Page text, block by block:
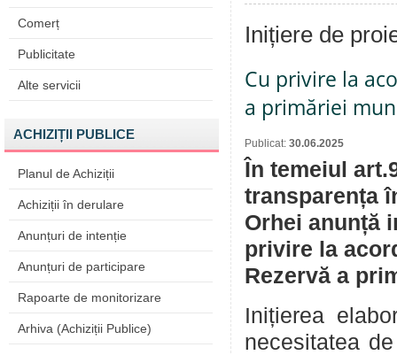
Comerț
Publicitate
Alte servicii
ACHIZIȚII PUBLICE
Planul de Achiziții
Achiziții în derulare
Anunțuri de intenție
Anunțuri de participare
Rapoarte de monitorizare
Arhiva (Achiziții Publice)
Inițiere de
Cu privire la
a primăriei
Publicat: 30.06.2025
În temeiul
transparența
Orhei anunță
privire la
Rezervă a
Inițierea
necesitatea